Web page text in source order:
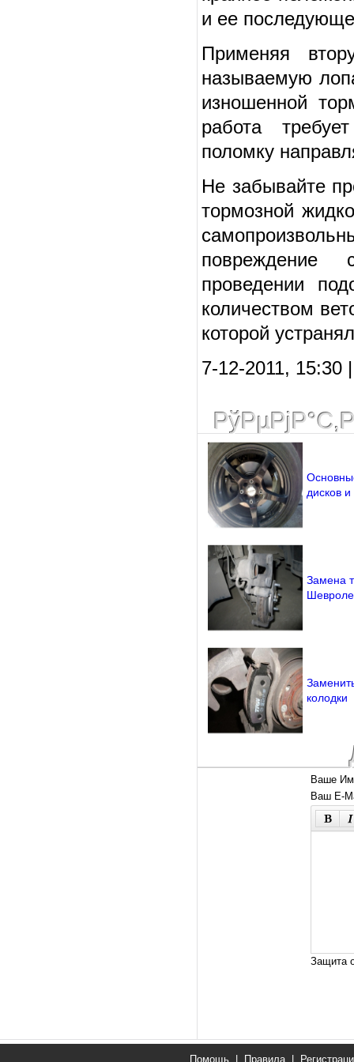
и ее
Применяя
называемую
изношенной
работа
поломку
Не забывайте
тормозной
повреждение
проведении
количеством
которой
7-12-2011, 15:30
дисков и
Замена
Шевроле
колодки
Ваше
Ваш E-
Защита
Помощь Правила|